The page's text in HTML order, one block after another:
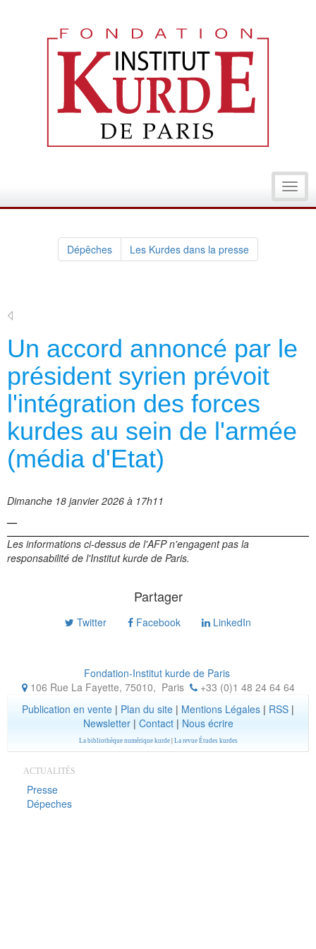
Dépêches Les Kurdes dans la presse
Un accord annoncé par le
président syrien prévoit
l'intégration des forces
kurdes au sein de l'armée
(média d'Etat)
Dimanche 18 janvier 2026 à 17h11
—
Les informations ci-dessus de l'AFP n'engagent pas la
responsabilité de l'Institut kurde de Paris.
Partager
Twitter Facebook LinkedIn
Fondation-Institut kurde de Paris
106 Rue La Fayette, 75010, Paris
+33 (0)1 48 24 64 64
Publication en vente | Plan du site | Mentions Légales | RSS |
Newsletter| Contact| Nous écrire
La bibliothèque numérique kurde| La revue Études kurdes
ACTUALITÉS
Presse
Dépeches